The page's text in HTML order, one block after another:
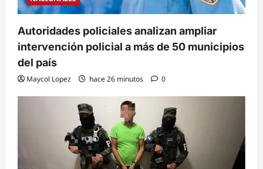
Autoridades policiales analizan ampliar
intervención policial a más de 50 municipios
del país
Maycol Lopez hace 26 minutos 0